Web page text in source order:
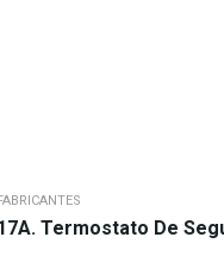
Termostato De